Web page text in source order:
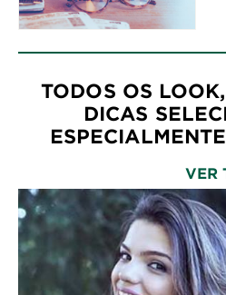
TODOS OS
DICAS
VER